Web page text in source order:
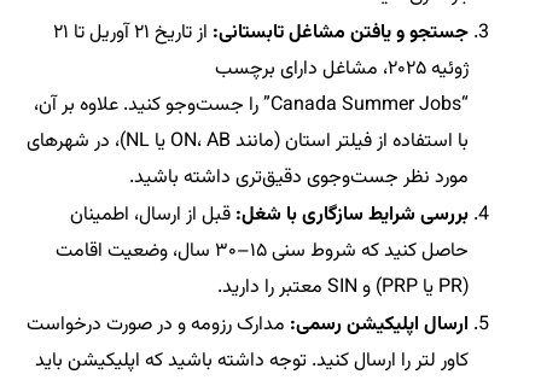
جستجو و یافتن مشاغل تابستانی:
از تاریخ ۲۱ آوریل تا ۲۱
ژوئیه ۲۰۲۵، مشاغل دارای برچسب
“Canada Summer Jobs” را جست‌وجو کنید. علاوه بر آن،
با استفاده از فیلتر استان (مانند ON، AB یا NL)، در شهرهای
مورد نظر جست‌وجوی دقیق‌تری داشته باشید.
بررسی شرایط سازگاری با شغل: قبل از ارسال، اطمینان
حاصل کنید که شروط سنی ۱۵–۳۰ سال، وضعیت اقامت
(PR یا PRP) و SIN معتبر را دارید.
ارسال اپلیکیشن رسمی: مدارک رزومه و در صورت درخواست
کاور لتر را ارسال کنید. توجه داشته باشید که اپلیکیشن باید